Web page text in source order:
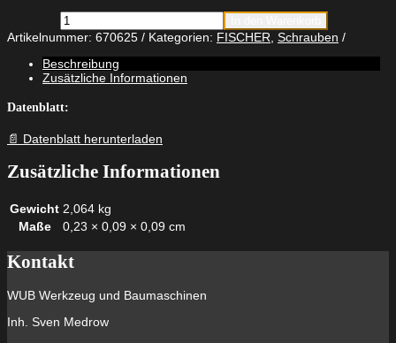
fischer
PowerFast
FPF
II
CTF
4,0
x
35
1000
mit
TX
Vollgewinde
galvanisch
blau
passiviert
Artikelnummer: 670625 Kategorien: FISCHER Schrauben
Beschreibung
Zusätzliche Informationen
Datenblatt:
📄 Datenblatt herunterladen
Zusätzliche Informationen
Gewicht 2,064 kg
Maße
0,23 × 0,09 × 0,09 cm
Kontakt
WUB Werkzeug und Baumaschinen
Inh. Sven Medrow